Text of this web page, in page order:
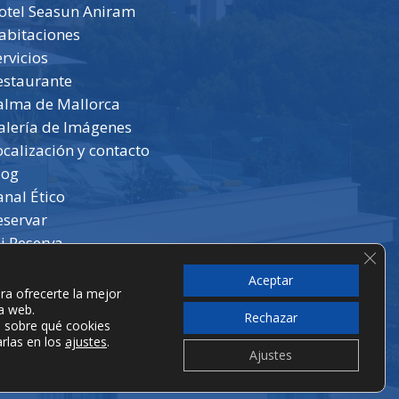
Seasun Aniram
de Mallorca
de Imágenes
y contacto
Ético
Reserva
facebookinstagram
phoneemail
ofrecerte la mejor
web.
qué cookies
en los ajustes.
Aceptar
Rechazar
Ajustes